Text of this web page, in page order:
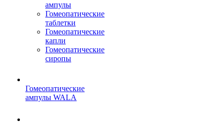
ампулы
Гомеопатические
таблетки
Гомеопатические
капли
Гомеопатические
сиропы
Гомеопатические
ампулы WALA